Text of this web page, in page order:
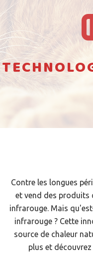
Contre les longues
et vend des produits
infrarouge. Mais
infrarouge ? Cette
source de chaleur
plus et